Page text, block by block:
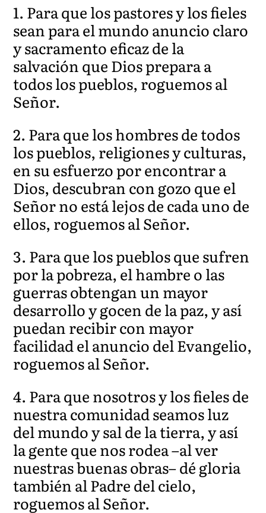
1. Para que los pastores y los fieles
sean para el mundo anuncio claro
y sacramento eficaz de la
salvación que Dios prepara a
todos los pueblos, roguemos al
Señor.
2. Para que los hombres de todos
los pueblos, religiones y culturas,
en su esfuerzo por encontrar a
Dios, descubran con gozo que el
Señor no está lejos de cada uno de
ellos, roguemos al Señor.
3. Para que los pueblos que sufren
por la pobreza, el hambre o las
guerras obtengan un mayor
desarrollo y gocen de la paz, y así
puedan recibir con mayor
facilidad el anuncio del Evangelio,
roguemos al Señor.
4. Para que nosotros y los fieles de
nuestra comunidad seamos luz
del mundo y sal de la tierra, y así
la gente que nos rodea –al ver
nuestras buenas obras– dé gloria
también al Padre del cielo,
roguemos al Señor.